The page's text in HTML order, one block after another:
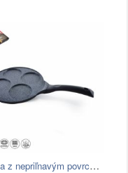
Panvica z nepriľnavým povrchom Pfluon…